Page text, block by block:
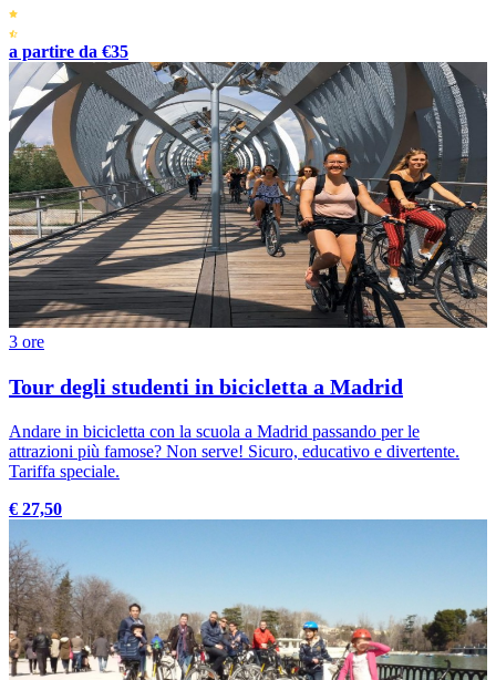
a partire da €35
3 ore
Tour degli studenti in bicicletta a Madrid
Andare in bicicletta con la scuola a Madrid passando per le
attrazioni più famose? Non serve! Sicuro, educativo e divertente.
Tariffa speciale.
€ 27,50